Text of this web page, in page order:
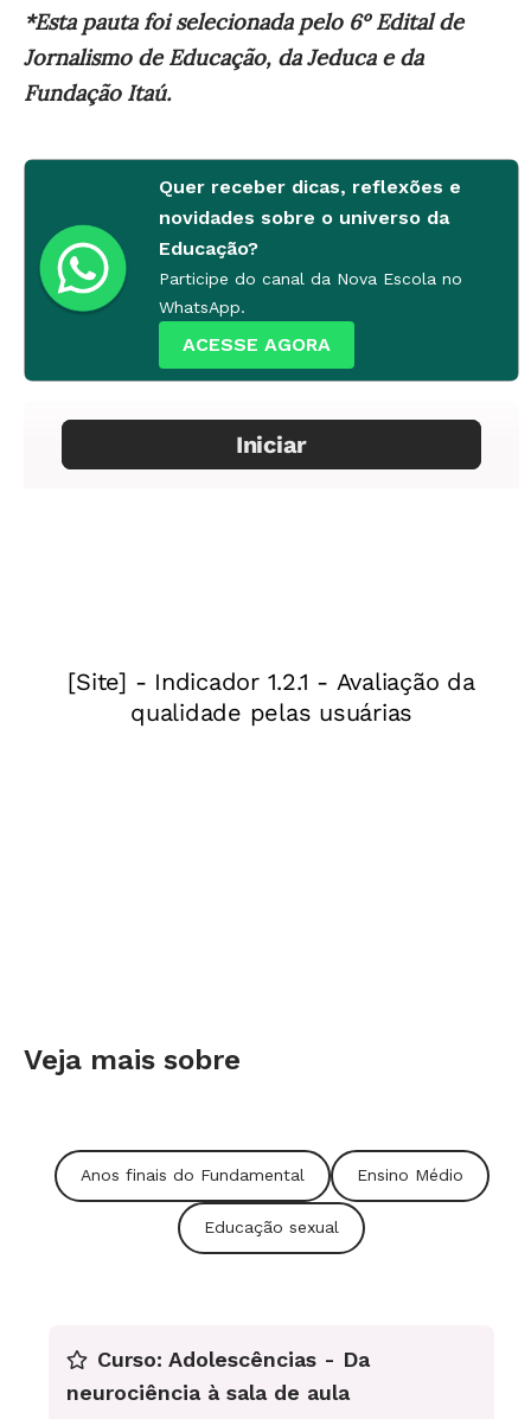
*Esta pauta foi selecionada pelo 6º Edital de
Jornalismo de Educação, da Jeduca e da
Fundação Itaú.
Quer receber dicas, reflexões e
novidades sobre o universo da
Educação?
Participe do canal da Nova Escola no
WhatsApp.
ACESSE AGORA
Veja mais sobre
Anos finais do Fundamental Ensino Médio
Educação sexual
Curso: Adolescências - Da
neurociência à sala de aula